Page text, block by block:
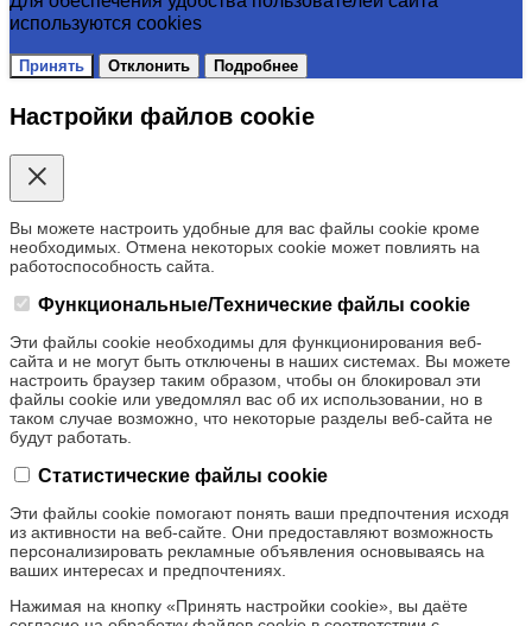
используются cookies
Принять Отклонить Подробнее
Настройки файлов cookie
Вы можете настроить удобные для вас файлы cookie кроме
необходимых. Отмена некоторых cookie может повлиять на
работоспособность сайта.
Функциональные/Технические файлы cookie
Эти файлы cookie необходимы для функционирования веб-
сайта и не могут быть отключены в наших системах. Вы можете
настроить браузер таким образом, чтобы он блокировал эти
файлы cookie или уведомлял вас об их использовании, но в
таком случае возможно, что некоторые разделы веб-сайта не
будут работать.
Статистические файлы cookie
Эти файлы cookie помогают понять ваши предпочтения исходя
из активности на веб-сайте. Они предоставляют возможность
персонализировать рекламные объявления основываясь на
ваших интересах и предпочтениях.
Нажимая на кнопку «Принять настройки cookie», вы даёте